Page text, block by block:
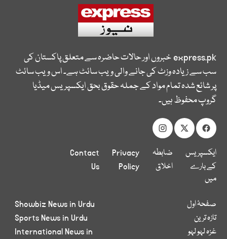
express.pkخبروں اور حالات حاضرہ سے متعلق پاکستان کی
سب سے زیادہ وزٹ کی جانے والی ویب سائٹ ہے۔ اس ویب سائٹ
پر شائع شدہ تمام مواد کے جملہ حقوق بحق ایکسپریس میڈیا
گروپ محفوظ ہیں۔
ایکسپریس
کے بارے
میں
ضابطہ
اخلاق
Privacy
Policy
Contact
Us
صفحۂ اول
تازہ ترین
غزہ لہو لہو
Showbiz News in Urdu
Sports News in Urdu
International News in